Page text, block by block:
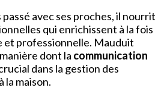
avec ses proches, il nourrit
qui enrichissent à la fois
et professionnelle. Mauduit
dont la communication
dans la gestion des
la maison.